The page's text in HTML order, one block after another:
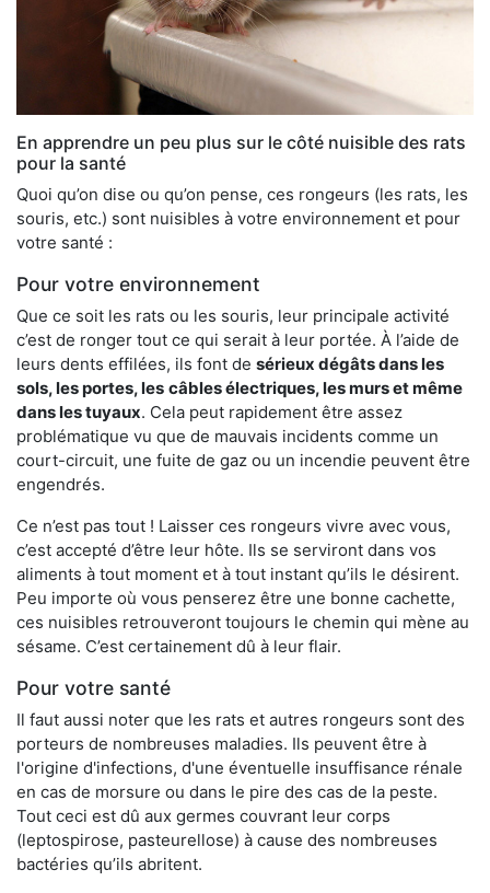
En apprendre un peu plus sur le côté nuisible des rats
pour la santé
Quoi qu’on dise ou qu’on pense, ces rongeurs (les rats, les
souris, etc.) sont nuisibles à votre environnement et pour
votre santé :
Pour votre environnement
Que ce soit les rats ou les souris, leur principale activité
c’est de ronger tout ce qui serait à leur portée. À l’aide de
leurs dents effilées, ils font de sérieux dégâts dans les
sols, les portes, les câbles électriques, les murs et même
dans les tuyaux. Cela peut rapidement être assez
problématique vu que de mauvais incidents comme un
court-circuit, une fuite de gaz ou un incendie peuvent être
engendrés.
Ce n’est pas tout ! Laisser ces rongeurs vivre avec vous,
c’est accepté d’être leur hôte. Ils se serviront dans vos
aliments à tout moment et à tout instant qu’ils le désirent.
Peu importe où vous penserez être une bonne cachette,
ces nuisibles retrouveront toujours le chemin qui mène au
sésame. C’est certainement dû à leur flair.
Pour votre santé
Il faut aussi noter que les rats et autres rongeurs sont des
porteurs de nombreuses maladies. Ils peuvent être à
l'origine d'infections, d'une éventuelle insuffisance rénale
en cas de morsure ou dans le pire des cas de la peste.
Tout ceci est dû aux germes couvrant leur corps
(leptospirose, pasteurellose) à cause des nombreuses
bactéries qu’ils abritent.